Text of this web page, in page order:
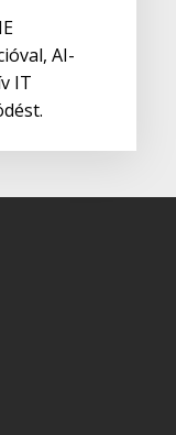
AI-
IT